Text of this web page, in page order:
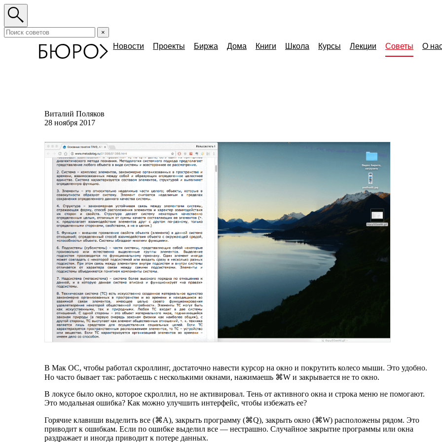
×
Новости Проекты Биржа Дома Книги Школа Курсы Лекции Советы О
Виталий Поляков
28 ноября 2017
В Мак ОC, чтобы работал скроллинг, достаточно навести курсор на окно и покрутить колесо мыши. Это удобно.
Но часто бывает так: работаешь с несколькими окнами, нажимаешь ⌘W и закрывается не то окно.
В локусе было окно, которое скроллил, но не активировал. Тень от активного окна и строка меню не помогают.
Это модальная ошибка? Как можно улучшить интерфейс, чтобы избежать ее?
Горячие клавиши выделить все (⌘A), закрыть программу (⌘Q), закрыть окно (⌘W) расположены рядом. Это
приводит к ошибкам. Если по ошибке выделил все — нестрашно. Случайное закрытие программы или окна
раздражает и иногда приводит к потере данных.